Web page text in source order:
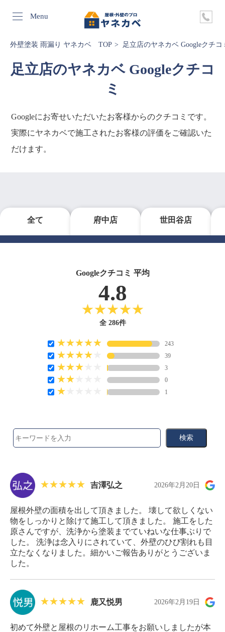
Menu
外壁塗装 雨漏り ヤネカベ TOP 足立店のヤネカベ Googleクチコ
足立店のヤネカベ Googleクチコ
ミ
Googleにお寄せいただいたお客様からのクチコミです。
実際にヤネカベで施工されたお客様の評価をご確認いた
だけます。
全て 府中店 世田谷店
Googleクチコミ 平均
4.8
全 286件
243
39
3
0
1
検索
吉澤弘之 2026年2月20日
屋根外壁の面積を出して頂きました。 壊して欲しくない
物をしっかりと除けて施工して頂きました。 施工をした
原さんですが、洗浄から塗装までていねいな仕事ぶりで
した。 洗浄は念入りにされていて、外壁のひび割れも目
立たなくなりました。細かいご報告ありがとうございま
した。
鹿又悦男 2026年2月19日
初めて外壁と屋根のリホーム工事をお願いしましたが本